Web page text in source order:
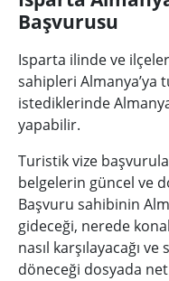
Başvurusu
Isparta ilinde ve
sahipleri Almanya’ya
istediklerinde
yapabilir.
Turistik vize
belgelerin güncel ve
Başvuru sahibinin
gideceği, nerede
nasıl karşılayacağı
döneceği dosyada